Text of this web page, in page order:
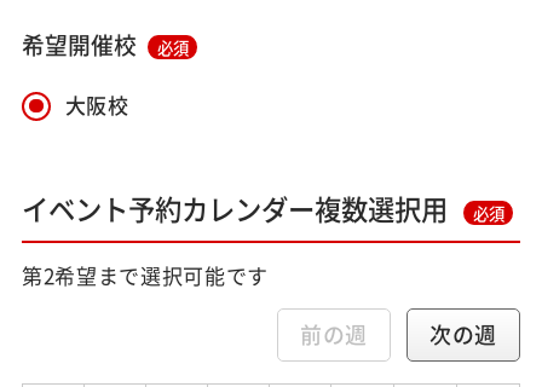
希望開催校 必須
大阪校
イベント予約カレンダー複数選択用 必須
第2希望まで選択可能です
前の週 次の週